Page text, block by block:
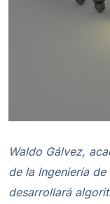
Waldo Gálvez,
de la Ingeniería de
desarrollará